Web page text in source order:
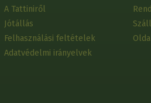
A Tattiniről
Jótállás
Felhasználási feltételek
Adatvédelmi irányelvek